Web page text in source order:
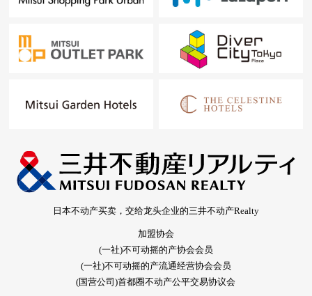
日本不动产买卖，交给龙头企业的三井不动产Realty
加盟协会
(一社)不可动摇的产协会会员
(一社)不可动摇的产流通经营协会会员
(国营公司)首都圈不动产公平交易协议会